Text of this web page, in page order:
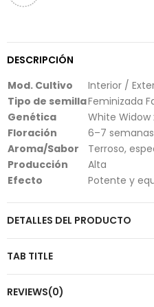
DESCRIPCIÓN
Mod. Cultivo
Interior /
Tipo de semillaFeminizada
Genética
White Widow
Floración
6–7
Aroma/Sabor
Terroso,
Producción
Alta
Efecto
Potente y
DETALLES DEL PRODUCTO
TAB TITLE
REVIEWS(0)